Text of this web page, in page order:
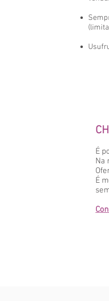
É
Na
É